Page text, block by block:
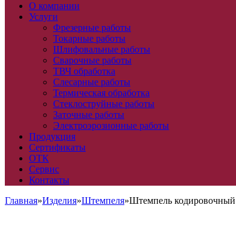
О компании
Услуги
Фрезерные работы
Токарные работы
Шлифовальные работы
Сварочные работы
ТВЧ обработка
Слесарные работы
Термическая обработка
Стеклоструйные работы
Заточные работы
Электроэрозионные работы
Продукция
Сертификаты
ОТК
Сервис
Контакты
Главная»Изделия»Штемпеля»Штемпель